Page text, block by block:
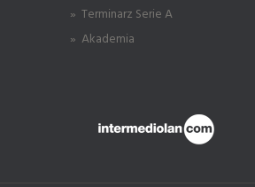
» Terminarz Serie A
» Akademia